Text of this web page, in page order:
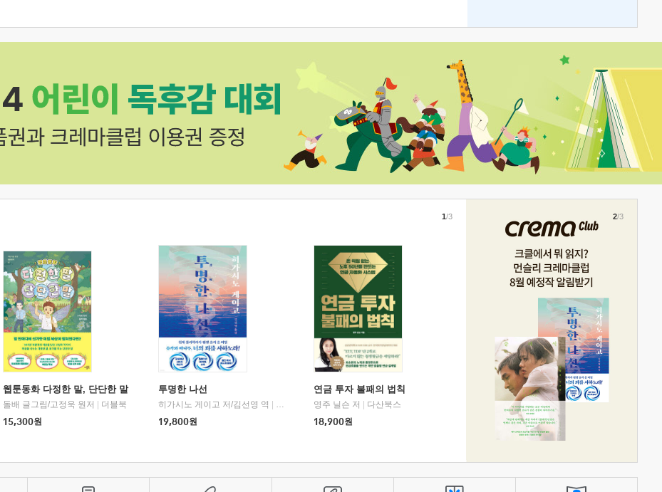
웹툰동화 다정한 말, 단단한 말
돌배 글그림/고정욱 원저
더블북
15,300원
투명한 나선
히가시노 게이고 저/김선영 역
북다
19,800원
연금 투자 불패의 법칙
영주 닐슨 저
다산북스
18,900원
1/3 2/3